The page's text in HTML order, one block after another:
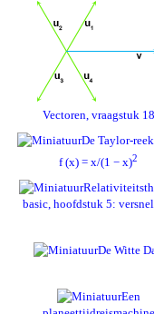
Vectoren, vraagstuk 18
De Taylor-
f (x) = x/(1 − x)2
basic, hoofdstuk 5:
De Witte
Een